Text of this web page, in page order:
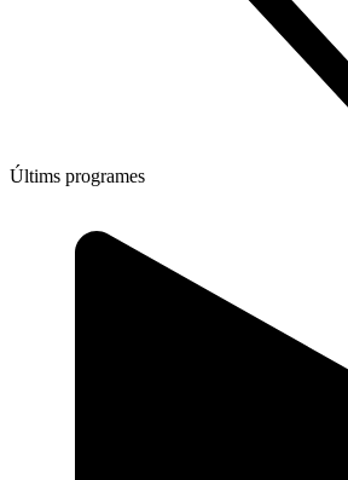
Últims programes